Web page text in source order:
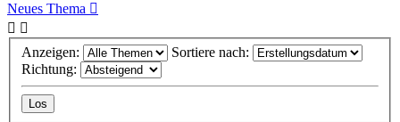
Neues Thema
Anzeigen:
Sortiere nach:
Richtung: